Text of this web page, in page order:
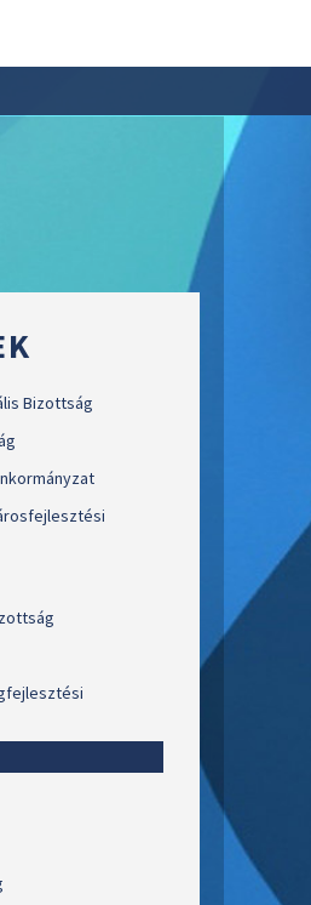
Bizottság